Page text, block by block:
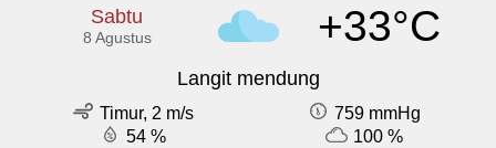
Sabtu
8 Agustus +33°C
Langit mendung
Timur, 2 m/s
759 mmHg
54 %
100 %